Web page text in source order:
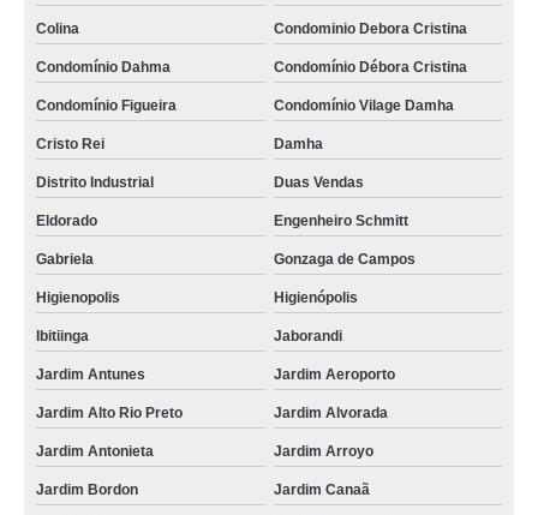
Colina Condominio Debora Cristina
Condomínio Dahma Condomínio Débora Cristina
Condomínio Figueira Condomínio Vilage Damha
Cristo Rei Damha
Distrito Industrial Duas Vendas
Eldorado Engenheiro Schmitt
Gabriela Gonzaga de Campos
Higienopolis Higienópolis
Ibitiinga Jaborandi
Jardim Antunes Jardim Aeroporto
Jardim Alto Rio Preto Jardim Alvorada
Jardim Antonieta Jardim Arroyo
Jardim Bordon Jardim Canaã